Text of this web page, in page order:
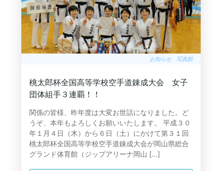
お知らせ 写真館
桃太郎杯全国高等学校空手道錬成大会 女子
団体組手３連覇！！
関係の皆様、昨年度は大変お世話になりました。ど
うぞ、本年もよろしくお願いいたします。 平成３０
年１月４日（木）から６日（土）にかけて第３１回
桃太郎杯全国高等学校空手道錬成大会が岡山県総合
グランド体育館（ジップアリーナ岡山 […]